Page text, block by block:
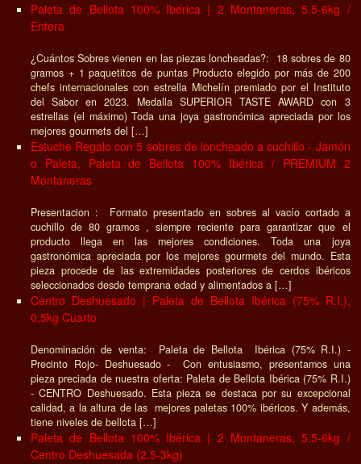
Paleta de Bellota 100% Ibérica | 2 Montaneras, 5.5-6kg /
Entera
¿Cuántos Sobres vienen en las piezas loncheadas?: 18 sobres de 80
gramos + 1 paquetitos de puntas Producto elegido por más de 200
chefs internacionales con estrella Michelín premiado por el Instituto
del Sabor en 2023. Medalla SUPERIOR TASTE AWARD con 3
estrellas (el máximo) Toda una joya gastronómica apreciada por los
mejores gourmets del […]
Estuche Regalo con 5 sobres de loncheado a cuchillo - Jamón
o Paleta, Paleta de Bellota 100% Ibérica / PREMIUM 2
Montaneras
Presentacion : Formato presentado en sobres al vacío cortado a
cuchillo de 80 gramos , siempre reciente para garantizar que el
producto llega en las mejores condiciones. Toda una joya
gastronómica apreciada por los mejores gourmets del mundo. Esta
pieza procede de las extremidades posteriores de cerdos ibéricos
seleccionados desde temprana edad y alimentados a […]
Centro Deshuesado | Paleta de Bellota Ibérica (75% R.I.),
0,5kg Cuarto
Denominación de venta: Paleta de Bellota Ibérica (75% R.I.) -
Precinto Rojo- Deshuesado - Con entusiasmo, presentamos una
pieza preciada de nuestra oferta: Paleta de Bellota Ibérica (75% R.I.)
- CENTRO Deshuesado. Esta pieza se destaca por su excepcional
calidad, a la altura de las mejores paletas 100% ibéricos. Y además,
tiene niveles de bellota […]
Paleta de Bellota 100% Ibérica | 2 Montaneras, 5.5-6kg /
Centro Deshuesada (2.5-3kg)